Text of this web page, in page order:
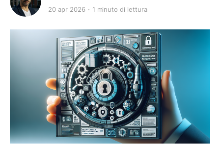
20 apr 2026 1 minuto di lettura